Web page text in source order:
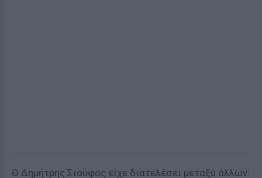
Ο Δημήτρης Σιούφας είχε διατελέσει μεταξύ άλλων: